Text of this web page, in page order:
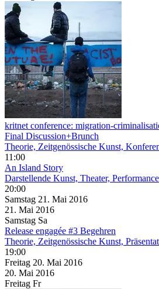
kritnet conference: migration-
Final Discussion+Brunch
Theorie, Zeitgenössische Kunst,
11:00
An Island Story
Darstellende Kunst, Theater, Performance
20:00
Samstag 21. Mai 2016
21. Mai 2016
Samstag Sa
Release engagée #3 Begehren
Theorie, Zeitgenössische Kunst,
19:00
Freitag 20. Mai 2016
20. Mai 2016
Freitag Fr